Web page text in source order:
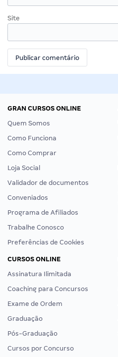
Site
GRAN CURSOS ONLINE
Quem Somos
Como Funciona
Como Comprar
Loja Social
Validador de documentos
Conveniados
Programa de Afiliados
Trabalhe Conosco
Preferências de Cookies
CURSOS ONLINE
Assinatura Ilimitada
Coaching para Concursos
Exame de Ordem
Graduação
Pós-Graduação
Cursos por Concurso